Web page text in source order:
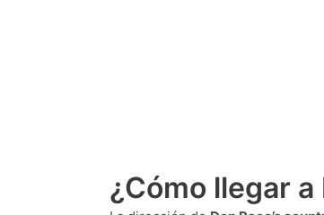
¿Cómo llegar a